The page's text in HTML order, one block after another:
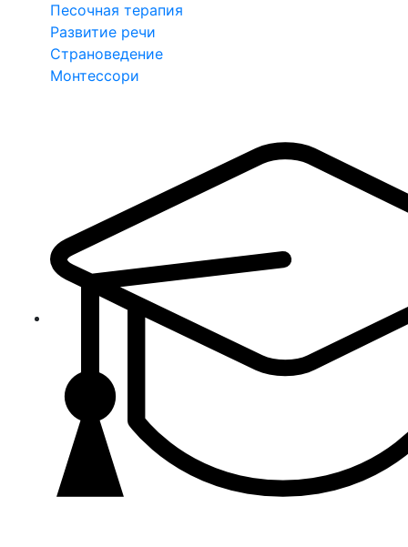
Песочная терапия
Развитие речи
Страноведение
Монтессори